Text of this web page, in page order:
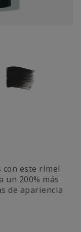
con este rímel
un 200% más
de apariencia